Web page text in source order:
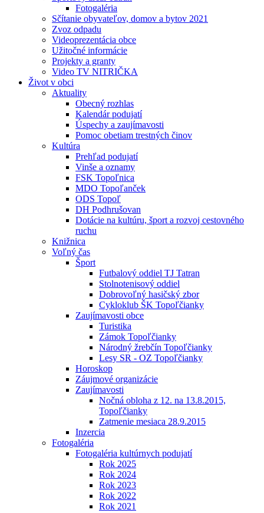
Fotogaléria
Sčítanie obyvateľov, domov a bytov 2021
Zvoz odpadu
Videoprezentácia obce
Užitočné informácie
Projekty a granty
Video TV NITRIČKA
Život v obci
Aktuality
Obecný rozhlas
Kalendár podujatí
Úspechy a zaujímavosti
Pomoc obetiam trestných činov
Kultúra
Prehľad podujatí
Vinše a oznamy
FSK Topoľnica
MDO Topoľanček
ODS Topoľ
DH Podhrušovan
Dotácie na kultúru, šport a rozvoj cestovného
ruchu
Knižnica
Voľný čas
Šport
Futbalový oddiel TJ Tatran
Stolnotenisový oddiel
Dobrovoľný hasičský zbor
Cykloklub ŠK Topoľčianky
Zaujímavosti obce
Turistika
Zámok Topoľčianky
Národný žrebčín Topoľčianky
Lesy SR - OZ Topoľčianky
Horoskop
Záujmové organizácie
Zaujímavosti
Nočná obloha z 12. na 13.8.2015,
Topoľčianky
Zatmenie mesiaca 28.9.2015
Inzercia
Fotogaléria
Fotogaléria kultúrnych podujatí
Rok 2025
Rok 2024
Rok 2023
Rok 2022
Rok 2021